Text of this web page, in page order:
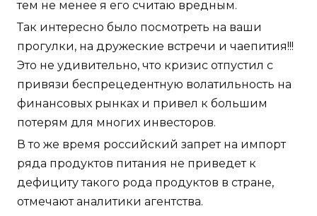
тем не менее я его считаю вредным.
Так интересно было посмотреть на ваши
прогулки, на дружеские встречи и чаепития!!!
Это не удивительно, что кризис отпустил с
привязи беспрецедентную волатильность на
финансовых рынках и привел к большим
потерям для многих инвесторов.
В то же время российский запрет на импорт
ряда продуктов питания не приведет к
дефициту такого рода продуктов в стране,
отмечают аналитики агентства.